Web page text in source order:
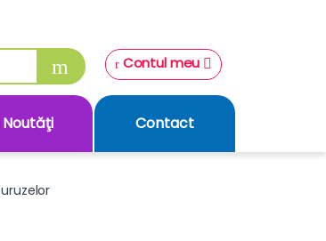
Contul meu
Noutăţi Contact